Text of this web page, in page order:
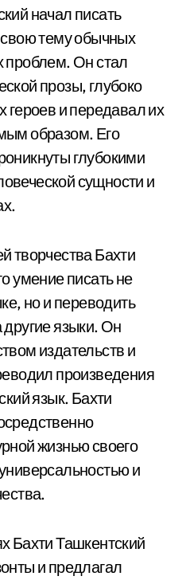
начал писать
тему обычных
проблем. Он стал
прозы, глубоко
героев и передавал их
образом. Его
глубокими
сущности и
творчества Бахти
умение писать не
но и переводить
языки. Он
издательств и
произведения
язык. Бахти
жизнью своего
и
Бахти Ташкентский
и предлагал